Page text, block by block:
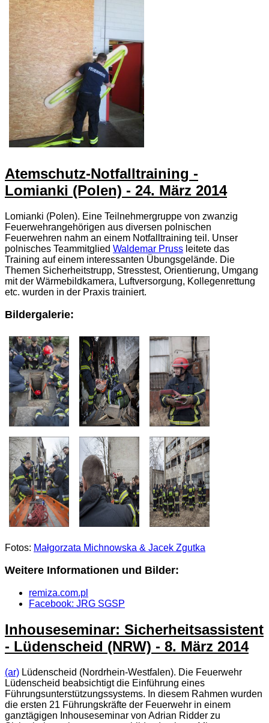
Atemschutz-Notfalltraining -
Lomianki (Polen) - 24. März 2014
Lomianki (Polen). Eine Teilnehmergruppe von zwanzig
Feuerwehrangehörigen aus diversen polnischen
Feuerwehren nahm an einem Notfalltraining teil. Unser
polnisches Teammitglied Waldemar Pruss leitete das
Training auf einem interessanten Übungsgelände. Die
Themen Sicherheitstrupp, Stresstest, Orientierung, Umgang
mit der Wärmebildkamera, Luftversorgung, Kollegenrettung
etc. wurden in der Praxis trainiert.
Bildergalerie:
Fotos: Małgorzata Michnowska & Jacek Zgutka
Weitere Informationen und Bilder:
remiza.com.pl
Facebook: JRG SGSP
Inhouseseminar: Sicherheitsassistent
- Lüdenscheid (NRW) - 8. März 2014
(ar) Lüdenscheid (Nordrhein-Westfalen). Die Feuerwehr
Lüdenscheid beabsichtigt die Einführung eines
Führungsunterstützungssystems. In diesem Rahmen wurden
die ersten 21 Führungskräfte der Feuerwehr in einem
ganztägigen Inhouseseminar von Adrian Ridder zu